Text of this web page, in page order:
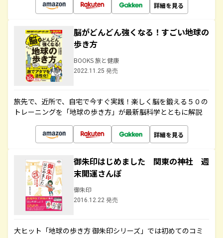
詳細を見る
脳がどんどん強くなる！すごい地球の
歩き方
BOOKS 旅と健康
2022.11.25 発売
旅先で、近所で、自宅で今すぐ実践！楽しく脳を鍛える５０の
トレーニングを「地球の歩き方」が最新脳科学とともに解説
詳細を見る
御朱印はじめました 関東の神社 週
末開運さんぽ
御朱印
2016.12.22 発売
大ヒット「地球の歩き方 御朱印シリーズ」では初めてのコミ